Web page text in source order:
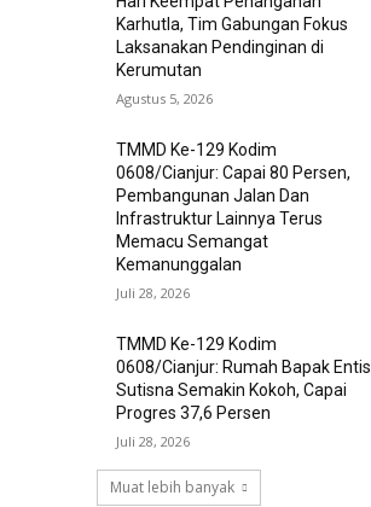
Karhutla, Tim Gabungan Fokus
Laksanakan Pendinginan di
Kerumutan
Agustus 5, 2026
TMMD Ke-129 Kodim
0608/Cianjur: Capai 80 Persen,
Pembangunan Jalan Dan
Infrastruktur Lainnya Terus
Memacu Semangat
Kemanunggalan
Juli 28, 2026
TMMD Ke-129 Kodim
0608/Cianjur: Rumah Bapak Entis
Sutisna Semakin Kokoh, Capai
Progres 37,6 Persen
Juli 28, 2026
Muat lebih banyak